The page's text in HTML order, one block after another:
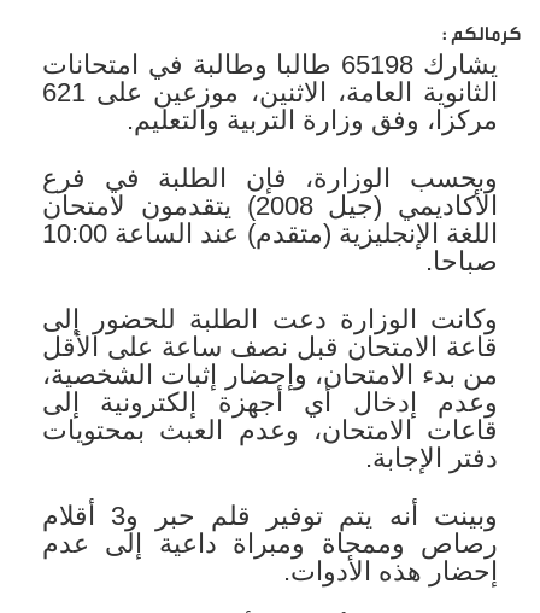
كرمالكم :
يشارك 65198 طالبا وطالبة في امتحانات
الثانوية العامة، الاثنين، موزعين على 621
مركزا، وفق وزارة التربية والتعليم.
وبحسب الوزارة، فإن الطلبة في فرع
الأكاديمي (جيل 2008) يتقدمون لامتحان
اللغة الإنجليزية (متقدم) عند الساعة 10:00
صباحا.
وكانت الوزارة دعت الطلبة للحضور إلى
قاعة الامتحان قبل نصف ساعة على الأقل
من بدء الامتحان، وإحضار إثبات الشخصية،
وعدم إدخال أي أجهزة إلكترونية إلى
قاعات الامتحان، وعدم العبث بمحتويات
دفتر الإجابة.
وبينت أنه يتم توفير قلم حبر و3 أقلام
رصاص وممحاة ومبراة داعية إلى عدم
إحضار هذه الأدوات.